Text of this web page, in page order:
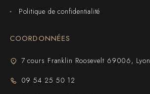
Politique de confidentialité
COORDONNÉES
7 cours Franklin Roosevelt 69006, Lyon
09 54 25 50 12